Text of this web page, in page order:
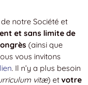
notre Société et
et sans limite de
(ainsi que
vous invitons
. Il n’y a plus besoin
vitæ) et votre